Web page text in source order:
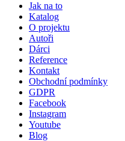
Jak na to
Katalog
O projektu
Autoři
Dárci
Reference
Kontakt
Obchodní podmínky
GDPR
Facebook
Instagram
Youtube
Blog